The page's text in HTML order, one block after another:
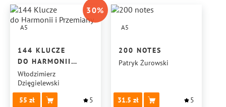
A5
30%
144 KLUCZE
DO HARMONII
I PRZEMIANY
Włodzimierz
Dzięgielewski
55
5
A5
200 NOTES
Patryk Żurowski
31.5 5